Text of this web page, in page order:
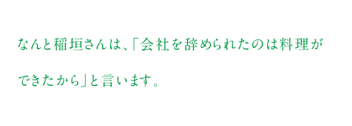
なんと稲垣さんは、「会社を辞められたのは料理が
できたから」と言います。